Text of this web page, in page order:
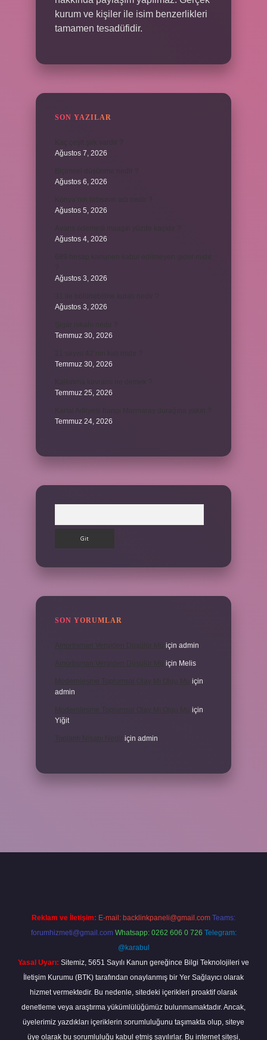
kurum ve kişiler ile isim benzerlikleri
tamamen tesadüfidir.
SON YAZILAR
Ağustos 7, 2026
Ağustos 6, 2026
Ağustos 5, 2026
Ağustos 4, 2026
Ağustos 3, 2026
Ağustos 3, 2026
Temmuz 30, 2026
Temmuz 30, 2026
Temmuz 25, 2026
Temmuz 24, 2026
SON YORUMLAR
için admin
için Melis
için
admin
için
Yiğit
için admin
Reklam ve İletişim: E-mail: backlinkpaneli@gmail.com Teams:
forumhizmeti@gmail.com Whatsapp: 0262 606 0 726 Telegram:
@karabul
Yasal Uyarı: Sitemiz, 5651 Sayılı Kanun gereğince Bilgi Teknolojileri ve
İletişim Kurumu (BTK) tarafından onaylanmış bir Yer Sağlayıcı olarak
hizmet vermektedir. Bu nedenle, sitedeki içerikleri proaktif olarak
denetleme veya araştırma yükümlülüğümüz bulunmamaktadır. Ancak,
üyelerimiz yazdıkları içeriklerin sorumluluğunu taşımakta olup, siteye
üye olarak bu sorumluluğu kabul etmiş sayılırlar. Bu internet sitesi,